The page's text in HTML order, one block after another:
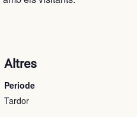
Altres
Periode
Tardor